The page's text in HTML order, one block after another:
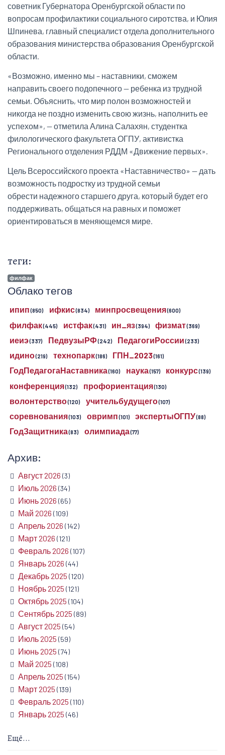
советник Губернатора Оренбургской области по
вопросам профилактики социального сиротства, и Юлия
Шпинева, главный специалист отдела дополнительного
образования министерства образования Оренбургской
области.
«Возможно, именно мы – наставники, сможем
направить своего подопечного — ребенка из трудной
семьи. Объяснить, что мир полон возможностей и
никогда не поздно изменить свою жизнь, наполнить ее
успехом», — отметила Алина Салахян, студентка
филологического факультета ОГПУ, активистка
Регионального отделения РДДМ «Движение первых».
Цель Всероссийского проекта «Наставничество» — дать
возможность подростку из трудной семьи
обрести надежного старшего друга, который будет его
поддерживать, общаться на равных и поможет
ориентироваться в меняющемся мире.
теги:
филфак
Облако тегов
ипип(850) ифкис(834) минпросвещения(600)
филфак(445) истфак(431) ин_яз(394) физмат(369)
иеиэ(337) ПедвузыРФ(242) ПедагогиРоссии(233)
идино(219) технопарк(186) ГПН_2023(161)
ГодПедагогаНаставника(160) наука(157) конкурс(139)
конференция(132) профориентация(130)
волонтерство(120) учительбудущего(107)
соревнования(103) овримп(101) экспертыОГПУ(88)
ГодЗащитника(83) олимпиада(77)
Архив:
Август 2026 (3)
Июль 2026 (34)
Июнь 2026 (65)
Май 2026 (109)
Апрель 2026 (142)
Март 2026 (121)
Февраль 2026 (107)
Январь 2026 (44)
Декабрь 2025 (120)
Ноябрь 2025 (121)
Октябрь 2025 (104)
Сентябрь 2025 (89)
Август 2025 (54)
Июль 2025 (59)
Июнь 2025 (74)
Май 2025 (108)
Апрель 2025 (154)
Март 2025 (139)
Февраль 2025 (110)
Январь 2025 (46)
Ещё...